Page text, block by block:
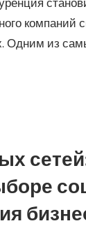
компаний
Одним из